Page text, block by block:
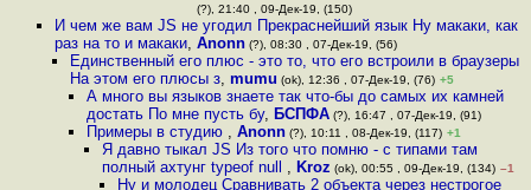
(?), 21:40 , 09-Дек-19, (150)
И чем же вам JS не угодил Прекраснейший язык Ну макаки, как
раз на то и макаки, Anonn(?), 08:30 , 07-Дек-19, (56)
Единственный его плюс - это то, что его встроили в браузеры
На этом его плюсы з,mumu (ok), 12:36 , 07-Дек-19, (76) +5
А много вы языков знаете так что-бы до самых их камней
достать По мне пусть бу, БСПФА(?), 16:47 , 07-Дек-19, (91)
Примеры в студию , Anonn(?), 10:11 , 08-Дек-19, (117) +1
Я давно тыкал JS Из того что помню - с типами там
полный ахтунг typeof null , Kroz (ok), 00:55 , 09-Дек-19, (134) –1
Ну и молодец Сравнивать 2 объекта через нестрогое